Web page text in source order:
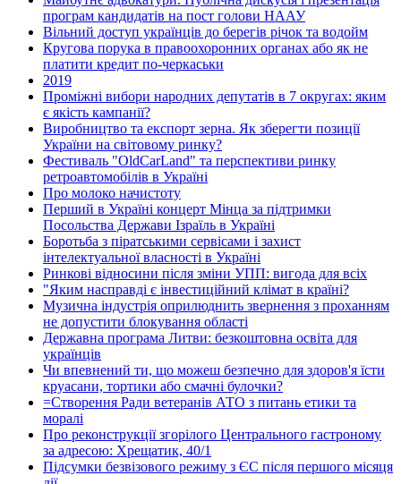
програм кандидатів на пост голови НААУ
Вільний доступ українців до берегів річок та водойм
Кругова порука в правоохоронних органах або як не
платити кредит по-черкаськи
2019
Проміжні вибори народних депутатів в 7 округах: яким
є якість кампанії?
Виробництво та експорт зерна. Як зберегти позиції
України на світовому ринку?
Фестиваль "OldCarLand" та перспективи ринку
ретроавтомобілів в Україні
Про молоко начистоту
Перший в Україні концерт Мінца за підтримки
Посольства Держави Ізраїль в Україні
Боротьба з піратськими сервісами і захист
інтелектуальної власності в Україні
Ринкові відносини після зміни УПП: вигода для всіх
"Яким насправді є інвестиційний клімат в країні?
Музична індустрія оприлюднить звернення з проханням
не допустити блокування області
Державна програма Литви: безкоштовна освіта для
українців
Чи впевнений ти, що можеш безпечно для здоров'я їсти
круасани, тортики або смачні булочки?
=Створення Ради ветеранів АТО з питань етики та
моралі
Про реконструкції згорілого Центрального гастроному
за адресою: Хрещатик, 40/1
Підсумки безвізового режиму з ЄС після першого місяця